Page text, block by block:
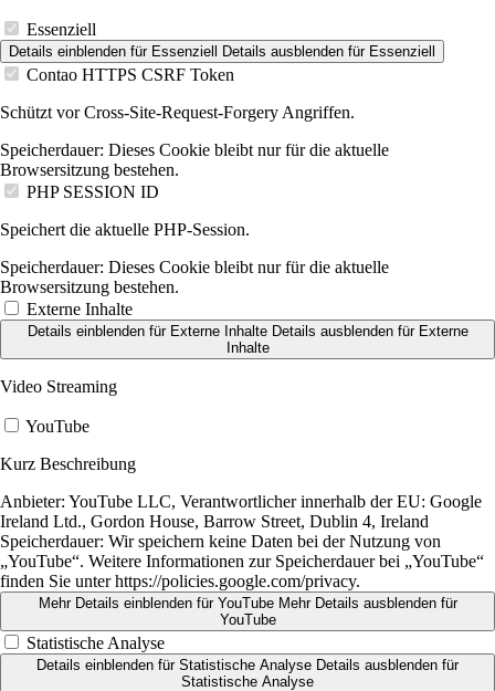
Essenziell
Details einblenden für Essenziell Details ausblenden für Essenziell
Contao HTTPS CSRF Token
Schützt vor Cross-Site-Request-Forgery Angriffen.
Speicherdauer: Dieses Cookie bleibt nur für die aktuelle
Browsersitzung bestehen.
PHP SESSION ID
Speichert die aktuelle PHP-Session.
Speicherdauer: Dieses Cookie bleibt nur für die aktuelle
Browsersitzung bestehen.
Externe Inhalte
Details einblendenfür Externe Inhalte Details ausblendenfür Externe
Inhalte
Video Streaming
YouTube
Kurz Beschreibung
Anbieter: YouTube LLC, Verantwortlicher innerhalb der EU: Google
Ireland Ltd., Gordon House, Barrow Street, Dublin 4, Ireland
Speicherdauer: Wir speichern keine Daten bei der Nutzung von
„YouTube“. Weitere Informationen zur Speicherdauer bei „YouTube“
finden Sie unter https://policies.google.com/privacy.
Mehr Details einblendenfür YouTube Mehr Details ausblendenfür
YouTube
Statistische Analyse
Details einblenden für Statistische Analyse Details ausblenden für
Statistische Analyse